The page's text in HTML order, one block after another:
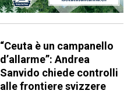
“Ceuta è un campanello
d’allarme”: Andrea
Sanvido chiede controlli
alle frontiere svizzere